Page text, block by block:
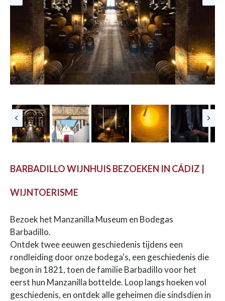
BARBADILLO WIJNHUIS BEZOEKEN IN CÁDIZ |
WIJNTOERISME
Bezoek het Manzanilla Museum en Bodegas
Barbadillo.
Ontdek twee eeuwen geschiedenis tijdens een
rondleiding door onze bodega's, een geschiedenis die
begon in 1821, toen de familie Barbadillo voor het
eerst hun Manzanilla bottelde. Loop langs hoeken vol
geschiedenis, en ontdek alle geheimen die sindsdien in